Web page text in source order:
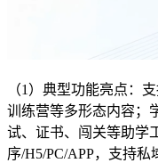
（1）典型功能亮点：
训练营等多形态内容；
试、证书、闯关等助学
序/H5/PC/APP，支持